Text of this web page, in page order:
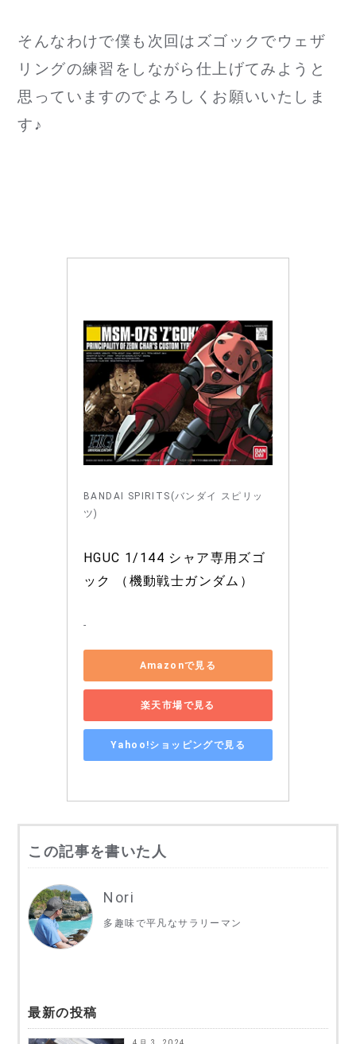
そんなわけで僕も次回はズゴックでウェザ
リングの練習をしながら仕上げてみようと
思っていますのでよろしくお願いいたしま
す♪
BANDAI SPIRITS(バンダイ スピリッ
ツ)
HGUC 1/144 シャア専用ズゴ
ック （機動戦士ガンダム）
-
Amazonで見る
楽天市場で見る
Yahoo!ショッピングで見る
この記事を書いた人
Nori
多趣味で平凡なサラリーマン
最新の投稿